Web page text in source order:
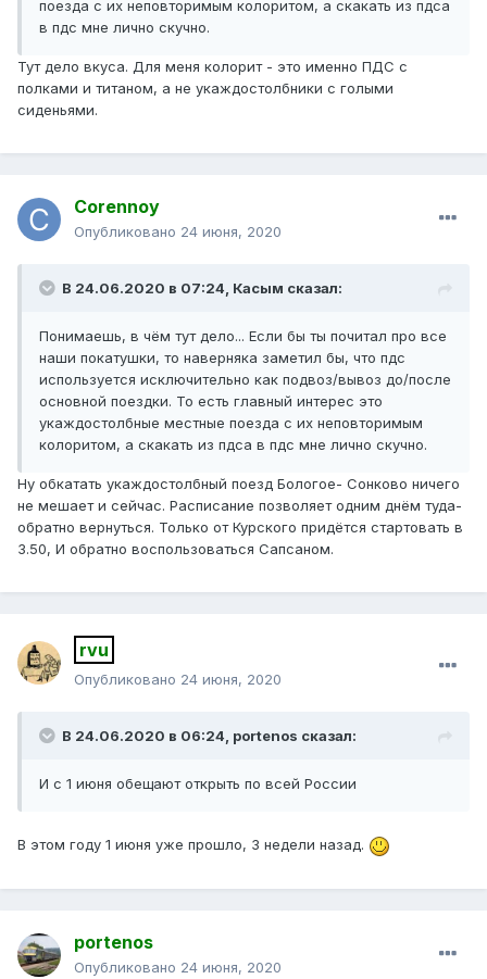
поезда с их неповторимым колоритом, а скакать из пдса
в пдс мне лично скучно.
Тут дело вкуса. Для меня колорит - это именно ПДС с
полками и титаном, а не укаждостолбники с голыми
сиденьями.
Corennoy
Опубликовано 24 июня, 2020
В 24.06.2020 в 07:24, Касым сказал:
Понимаешь, в чём тут дело... Если бы ты почитал про все
наши покатушки, то наверняка заметил бы, что пдс
используется исключительно как подвоз/вывоз до/после
основной поездки. То есть главный интерес это
укаждостолбные местные поезда с их неповторимым
колоритом, а скакать из пдса в пдс мне лично скучно.
Ну обкатать укаждостолбный поезд Бологое- Сонково ничего
не мешает и сейчас. Расписание позволяет одним днём туда-
обратно вернуться. Только от Курского придётся стартовать в
3.50, И обратно воспользоваться Сапсаном.
rvu
Опубликовано 24 июня, 2020
В 24.06.2020 в 06:24, portenos сказал:
И с 1 июня обещают открыть по всей России
В этом году 1 июня уже прошло, 3 недели назад.
portenos
Опубликовано 24 июня, 2020